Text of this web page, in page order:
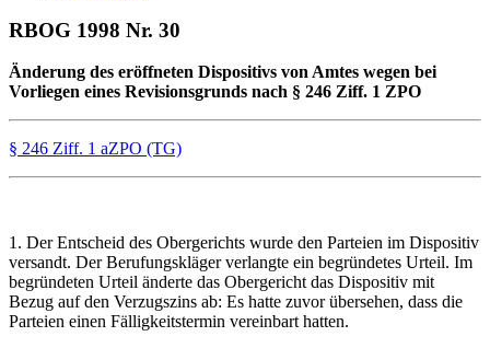
RBOG 1998 Nr. 30
Änderung des eröffneten Dispositivs von Amtes wegen bei
Vorliegen eines Revisionsgrunds nach § 246 Ziff. 1 ZPO
§ 246 Ziff. 1 aZPO (TG)
1. Der Entscheid des Obergerichts wurde den Parteien im Dispositiv
versandt. Der Berufungskläger verlangte ein begründetes Urteil. Im
begründeten Urteil änderte das Obergericht das Dispositiv mit
Bezug auf den Verzugszins ab: Es hatte zuvor übersehen, dass die
Parteien einen Fälligkeitstermin vereinbart hatten.